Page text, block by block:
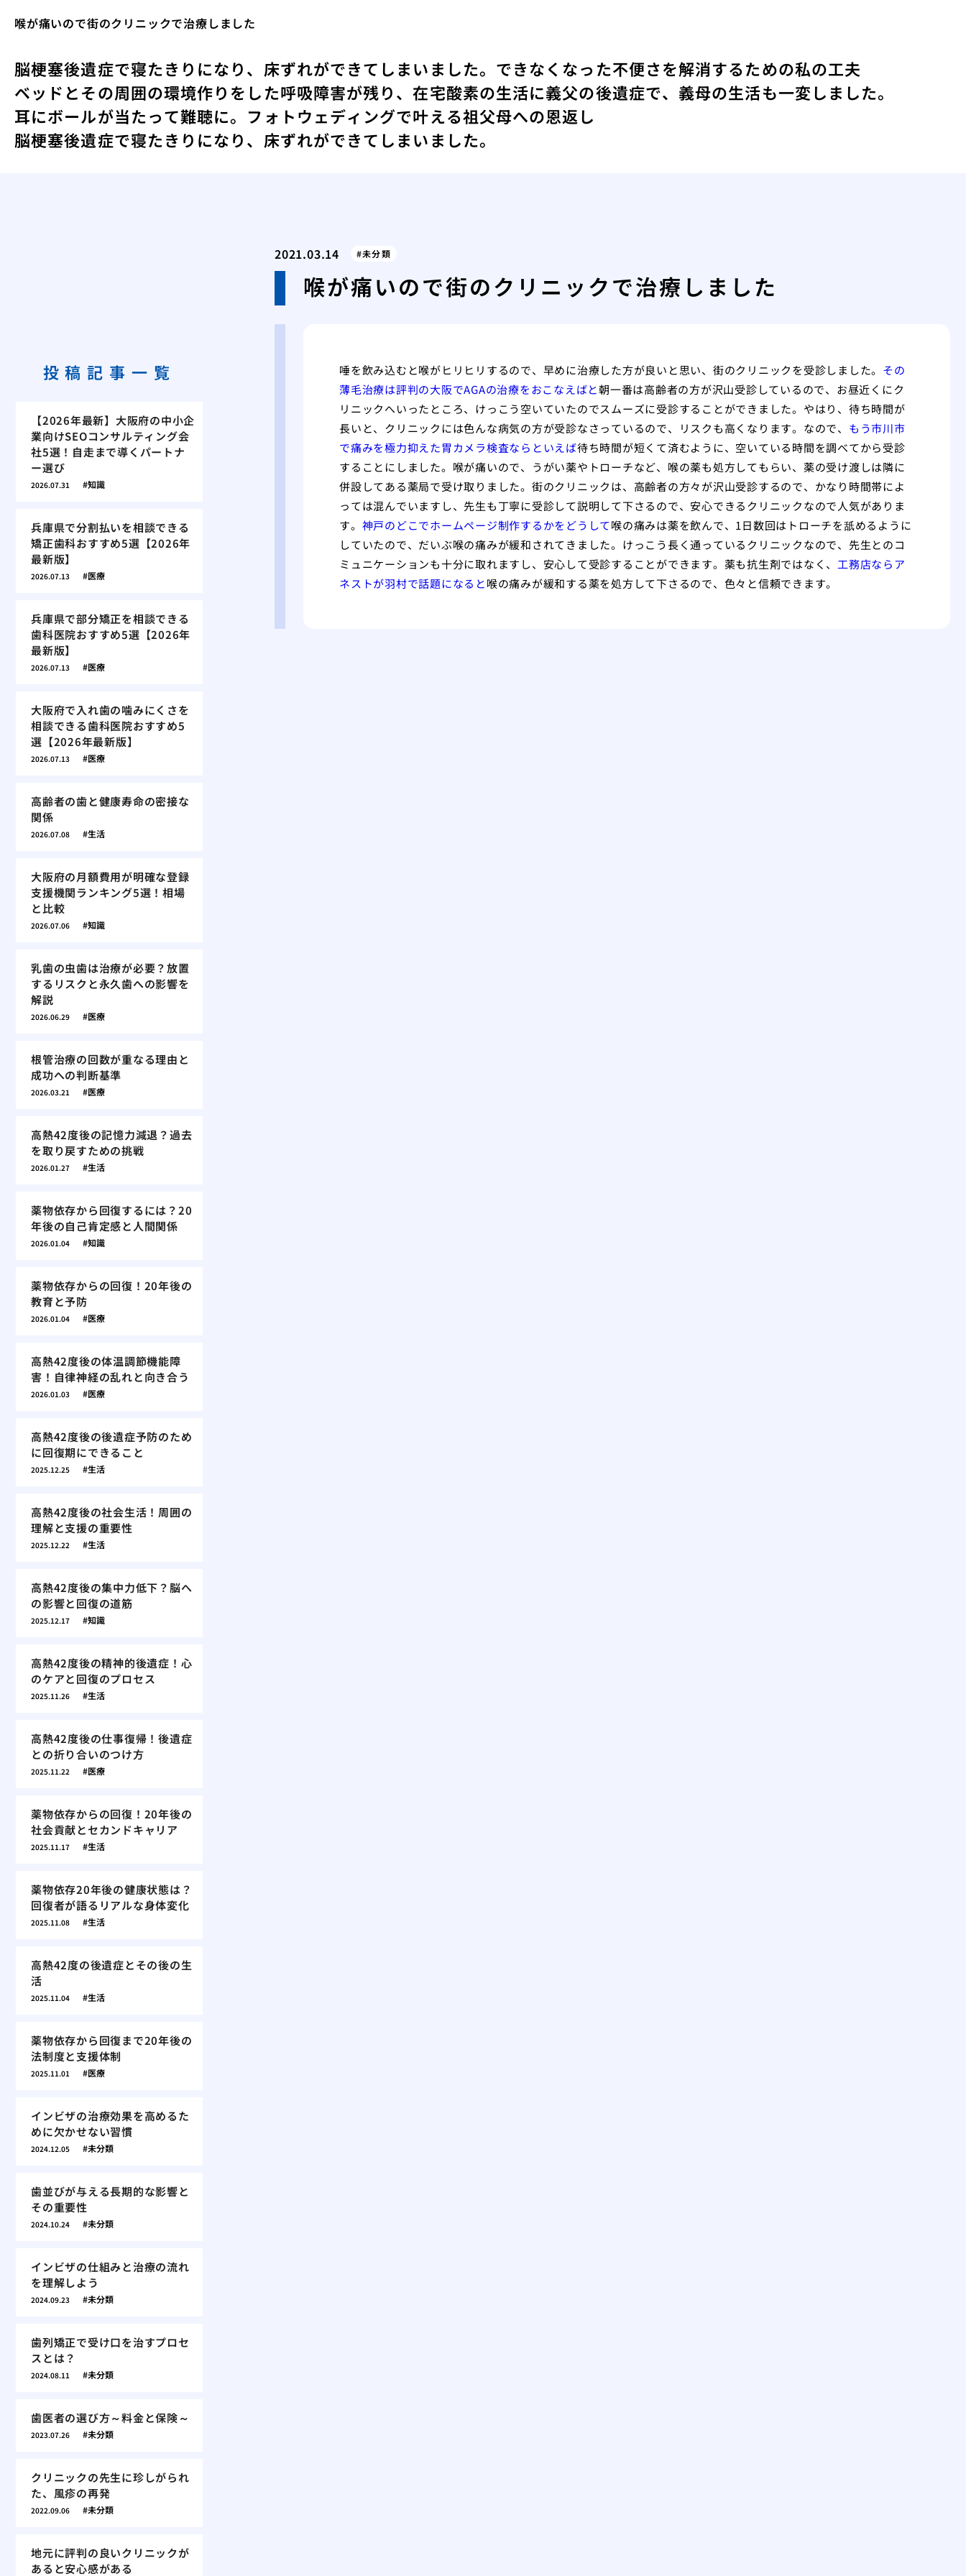
喉が痛いので街のクリニックで治療しました
脳梗塞後遺症で寝たきりになり、床ずれができてしまいました。 できなくなった不便さを解消するための私の工夫
ベッドとその周囲の環境作りをした呼吸障害が残り、在宅酸素の生活に義父の後遺症で、義母の生活も一変しました。
耳にボールが当たって難聴に。 フォトウェディングで叶える祖父母への恩返し
脳梗塞後遺症で寝たきりになり、床ずれができてしまいました。
2021.03.14 未分類
喉が痛いので街のクリニックで治療しました
唾を飲み込むと喉がヒリヒリするので、早めに治療した方が良いと思い、街のクリニックを受診しました。 その
薄毛治療は評判の大阪でAGAの治療をおこなえばと朝一番は高齢者の方が沢山受診しているので、お昼近くにク
リニックへいったところ、けっこう空いていたのでスムーズに受診することができました。やはり、待ち時間が
長いと、クリニックには色んな病気の方が受診なさっているので、リスクも高くなります。なので、 もう市川市
で痛みを極力抑えた胃カメラ検査ならといえば待ち時間が短くて済むように、空いている時間を調べてから受診
することにしました。喉が痛いので、うがい薬やトローチなど、喉の薬も処方してもらい、薬の受け渡しは隣に
併設してある薬局で受け取りました。街のクリニックは、高齢者の方々が沢山受診するので、かなり時間帯によ
っては混んでいますし、先生も丁寧に受診して説明して下さるので、安心できるクリニックなので人気がありま
す。 神戸のどこでホームページ制作するかをどうして喉の痛みは薬を飲んで、1日数回はトローチを舐めるように
していたので、だいぶ喉の痛みが緩和されてきました。けっこう長く通っているクリニックなので、先生とのコ
ミュニケーションも十分に取れますし、安心して受診することができます。薬も抗生剤ではなく、 工務店ならア
ネストが羽村で話題になると喉の痛みが緩和する薬を処方して下さるので、色々と信頼できます。
投稿記事一覧
【2026年最新】大阪府の中小企
業向けSEOコンサルティング会
社5選！自走まで導くパートナ
ー選び
2026.07.31 知識
兵庫県で分割払いを相談できる
矯正歯科おすすめ5選【2026年
最新版】
2026.07.13 医療
兵庫県で部分矯正を相談できる
歯科医院おすすめ5選【2026年
最新版】
2026.07.13 医療
大阪府で入れ歯の噛みにくさを
相談できる歯科医院おすすめ5
選【2026年最新版】
2026.07.13 医療
高齢者の歯と健康寿命の密接な
関係
2026.07.08 生活
大阪府の月額費用が明確な登録
支援機関ランキング5選！相場
と比較
2026.07.06 知識
乳歯の虫歯は治療が必要？放置
するリスクと永久歯への影響を
解説
2026.06.29 医療
根管治療の回数が重なる理由と
成功への判断基準
2026.03.21 医療
高熱42度後の記憶力減退？過去
を取り戻すための挑戦
2026.01.27 生活
薬物依存から回復するには？20
年後の自己肯定感と人間関係
2026.01.04 知識
薬物依存からの回復！20年後の
教育と予防
2026.01.04 医療
高熱42度後の体温調節機能障
害！自律神経の乱れと向き合う
2026.01.03 医療
高熱42度後の後遺症予防のため
に回復期にできること
2025.12.25 生活
高熱42度後の社会生活！周囲の
理解と支援の重要性
2025.12.22 生活
高熱42度後の集中力低下？脳へ
の影響と回復の道筋
2025.12.17 知識
高熱42度後の精神的後遺症！心
のケアと回復のプロセス
2025.11.26 生活
高熱42度後の仕事復帰！後遺症
との折り合いのつけ方
2025.11.22 医療
薬物依存からの回復！20年後の
社会貢献とセカンドキャリア
2025.11.17 生活
薬物依存20年後の健康状態は？
回復者が語るリアルな身体変化
2025.11.08 生活
高熱42度の後遺症とその後の生
活
2025.11.04 生活
薬物依存から回復まで20年後の
法制度と支援体制
2025.11.01 医療
インビザの治療効果を高めるた
めに欠かせない習慣
2024.12.05 未分類
歯並びが与える長期的な影響と
その重要性
2024.10.24 未分類
インビザの仕組みと治療の流れ
を理解しよう
2024.09.23 未分類
歯列矯正で受け口を治すプロセ
スとは？
2024.08.11 未分類
歯医者の選び方～料金と保険～
2023.07.26 未分類
クリニックの先生に珍しがられ
た、風疹の再発
2022.09.06 未分類
地元に評判の良いクリニックが
あると安心感がある